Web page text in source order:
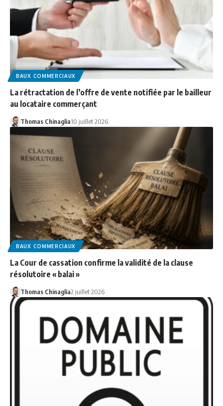
BAUX COMMERCIAUX
La rétractation de l’offre de vente notifiée par le bailleur
au locataire commerçant
Thomas Chinaglia10 juillet 2026
BAUX COMMERCIAUX
La Cour de cassation confirme la validité de la clause
résolutoire « balai »
Thomas Chinaglia2 juillet 2026